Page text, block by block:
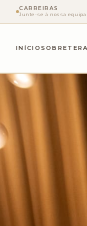
CARREIRAS
Junte-se à nossa
INÍCIO SOBRE